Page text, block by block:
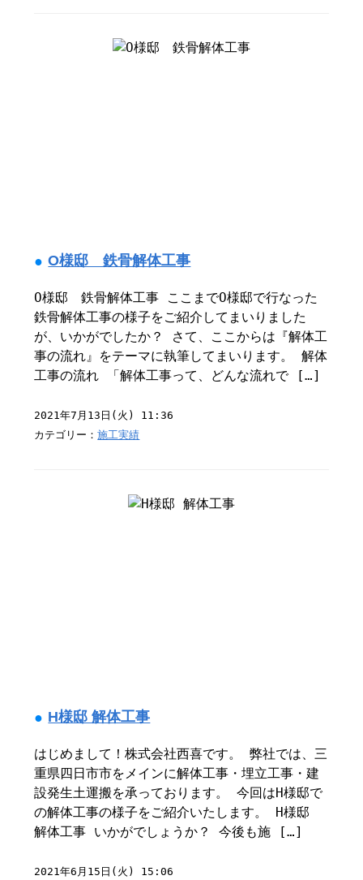
O様邸 鉄骨解体工事
O様邸 鉄骨解体工事 ここまでO様邸で行なった
鉄骨解体工事の様子をご紹介してまいりました
が、いかがでしたか？ さて、ここからは『解体工
事の流れ』をテーマに執筆してまいります。 解体
工事の流れ 「解体工事って、どんな流れで […]
2021年7月13日(火) 11:36
カテゴリー：施工実績
H様邸 解体工事
はじめまして！株式会社西喜です。 弊社では、三
重県四日市市をメインに解体工事・埋立工事・建
設発生土運搬を承っております。 今回はH様邸で
の解体工事の様子をご紹介いたします。 H様邸
解体工事 いかがでしょうか？ 今後も施 […]
2021年6月15日(火) 15:06